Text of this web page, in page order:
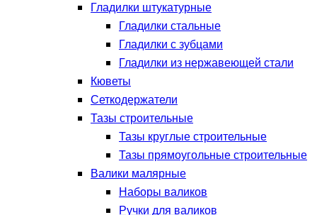
Гладилки штукатурные
Гладилки стальные
Гладилки с зубцами
Гладилки из нержавеющей стали
Кюветы
Сеткодержатели
Тазы строительные
Тазы круглые строительные
Тазы прямоугольные строительные
Валики малярные
Наборы валиков